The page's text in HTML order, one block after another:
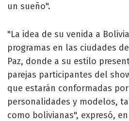
un sueño".
"La idea de su venida a
programas en las ciudades
Paz, donde a su estilo
parejas participantes del
que estarán conformadas
personalidades y modelos,
como bolivianas", expresó,